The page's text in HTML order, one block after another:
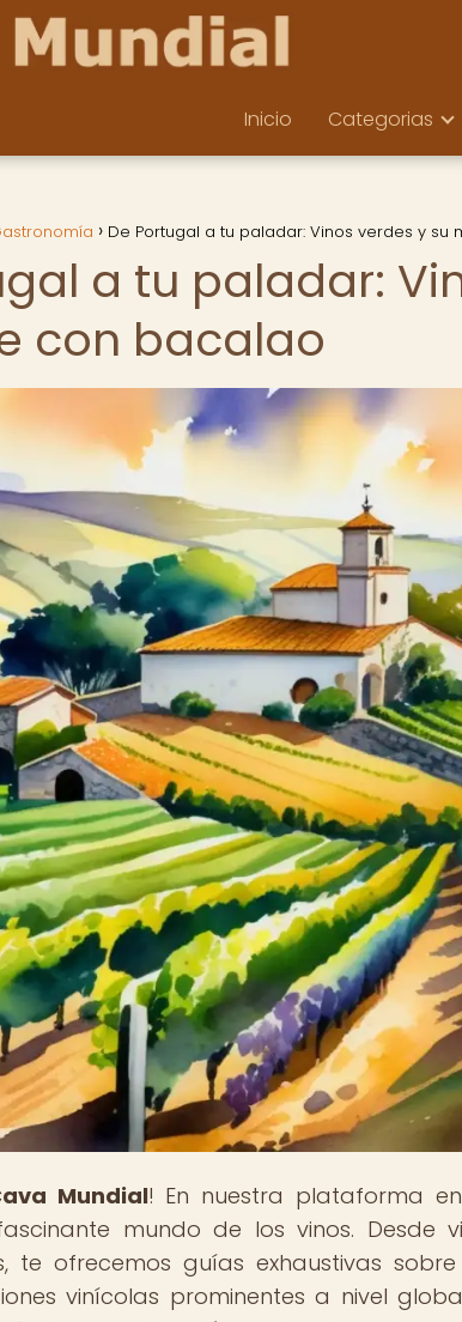
Inicio Categorias
De Portugal a tu paladar: Vinos verdes y
a tu paladar:
con bacalao
Mundial! En nuestra plataforma
mundo de los vinos. Desde
te ofrecemos guías exhaustivas
vinícolas prominentes a nivel